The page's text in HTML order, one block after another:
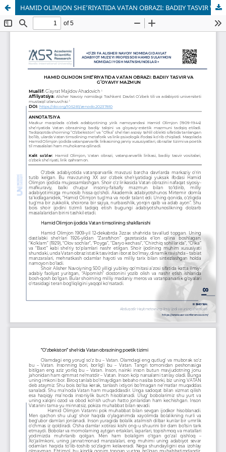
HAMID OLIMJON SHE’RIYATIDA VATAN OBRAZI: BADIIY TASVIR VA GʻOYAVIY MAZMUN